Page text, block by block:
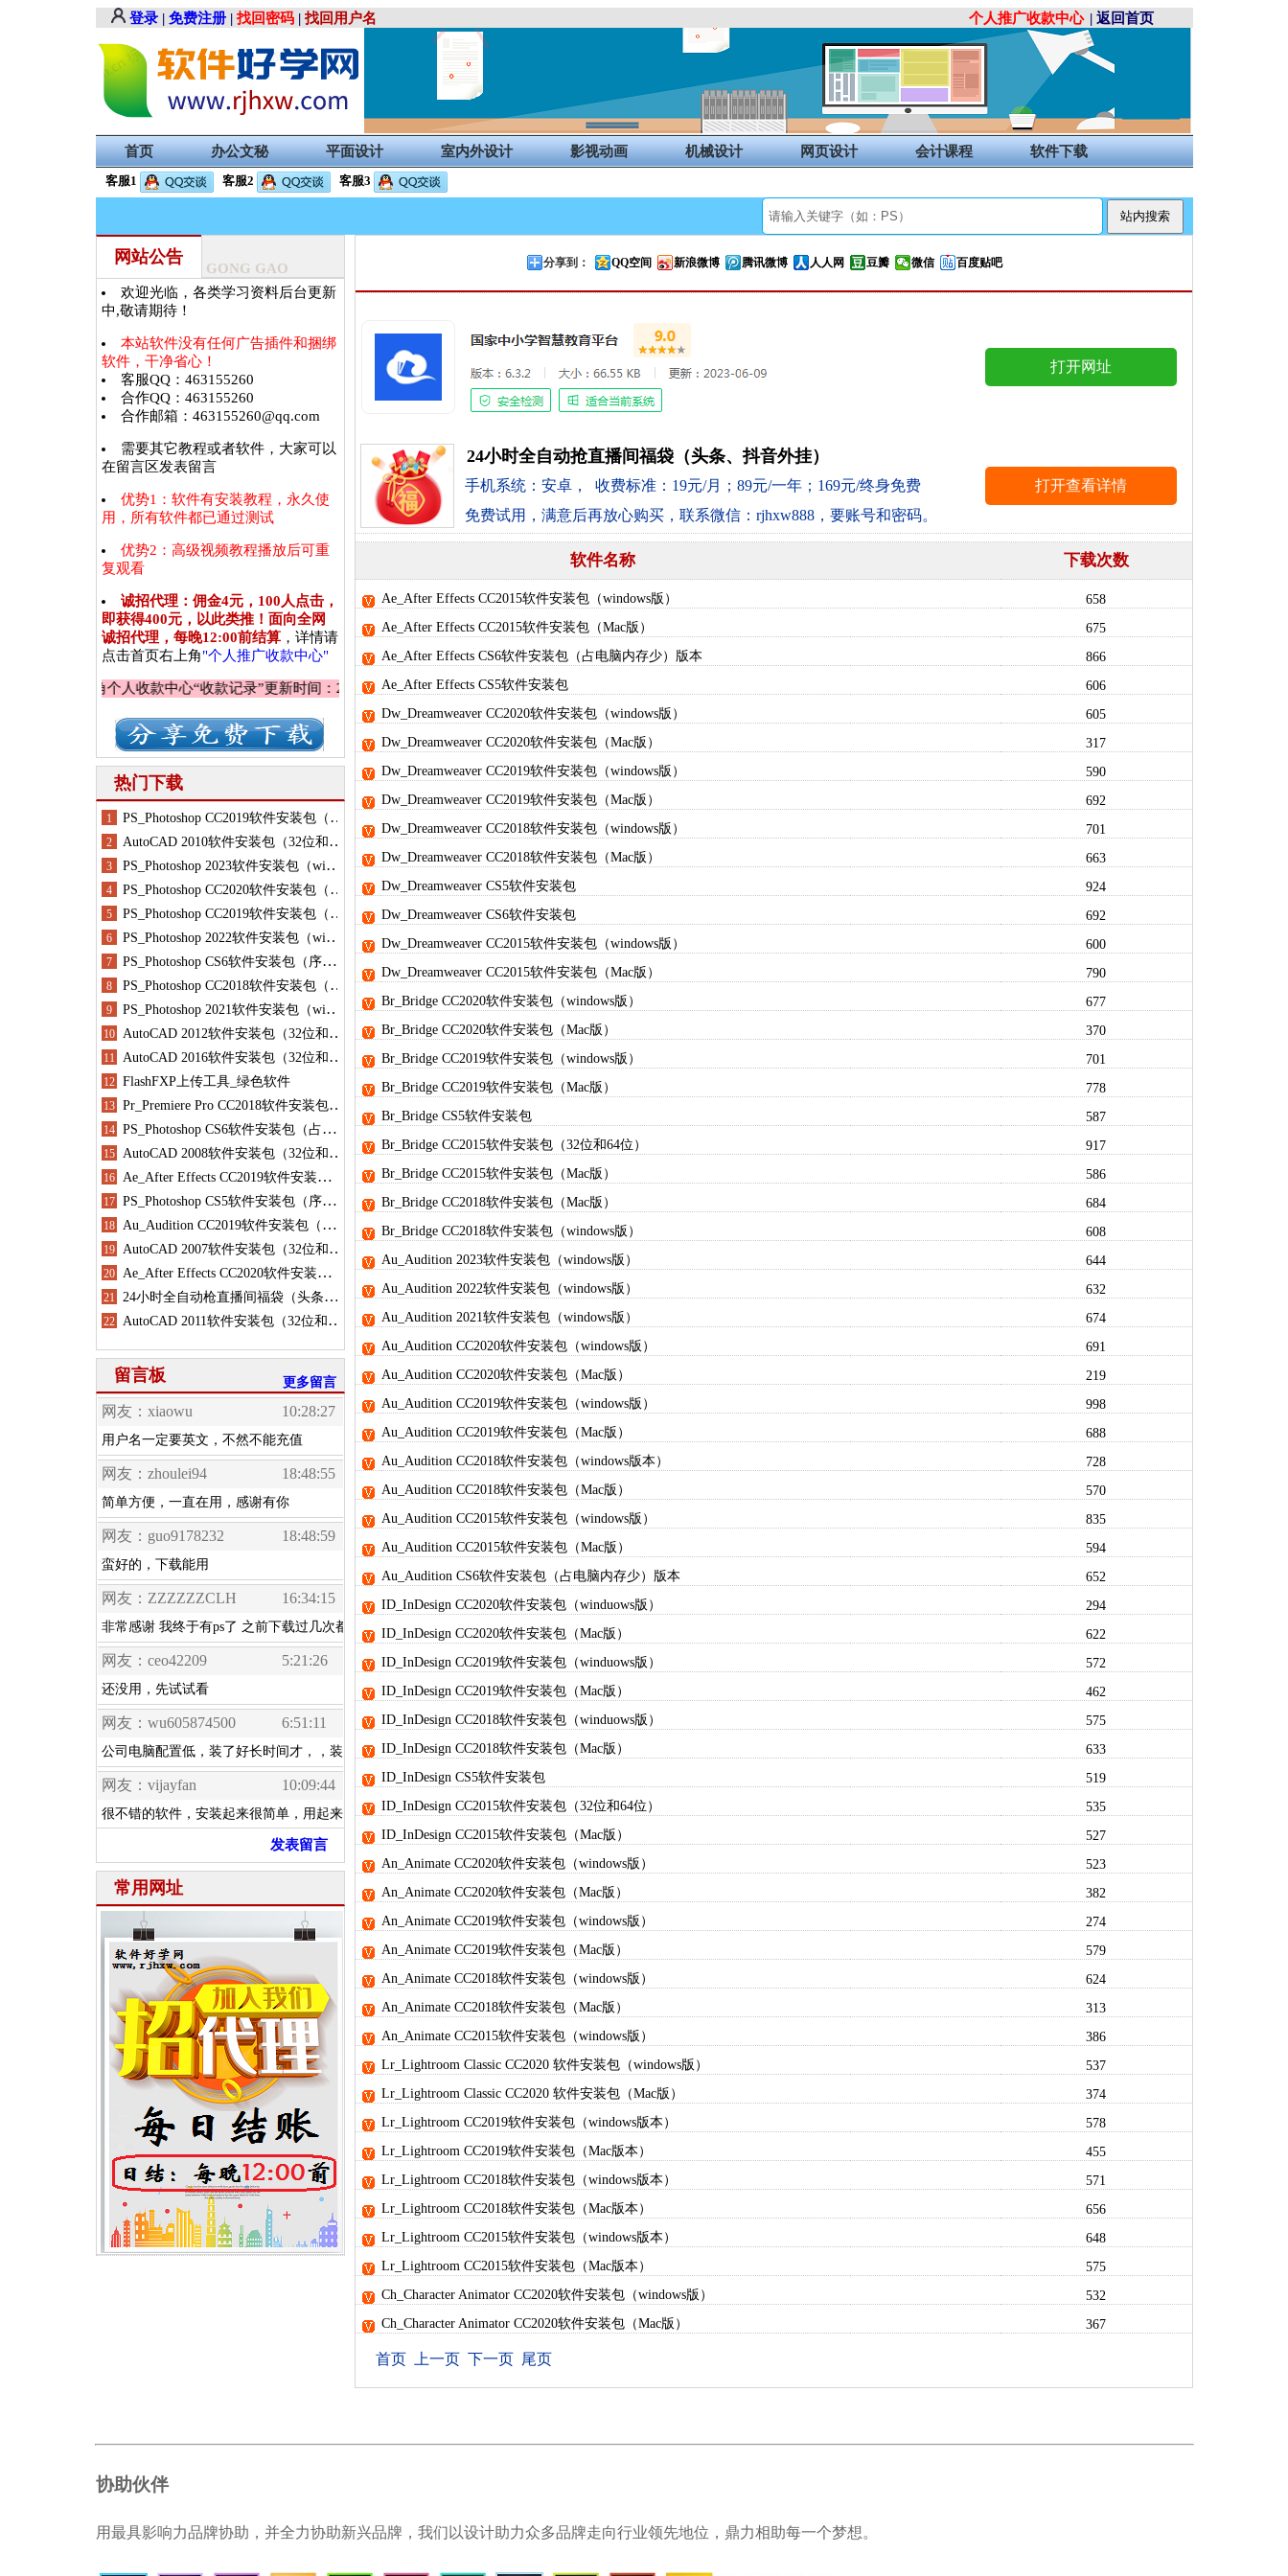
登录| 免费注册| 找回密码| 找回用户名 个人推广收款中心 | 返回首页
首页 办公文秘 平面设计 室内外设计 影视动画 机械设计 网页设计 会计课程 软件下载
客服1 客服2 客服3
网站公告
GONG GAO
欢迎光临，各类学习资料后台更新
中,敬请期待！
本站软件没有任何广告插件和捆绑
软件，干净省心！
客服QQ：463155260
合作QQ：463155260
合作邮箱：463155260@qq.com
需要其它教程或者软件，大家可以
在留言区发表留言
优势1：软件有安装教程，永久使
用，所有软件都已通过测试
优势2：高级视频教程播放后可重
复观看
诚招代理：佣金4元，100人点击，
即获得400元，以此类推！面向全网
诚招代理，每晚12:00前结算，详情请
点击首页右上角"个人推广收款中心"
看右上角个人收款中心“收款记录”更新时间：2026年8月6日 星期四
热门下载
留言板 更多留言
发表留言
常用网址
分享到： QQ空间 新浪微博 腾讯微博 人人网 豆瓣 微信 百度贴吧
24小时全自动抢直播间福袋（头条、抖音外挂）
手机系统：安卓， 收费标准：19元/月；89元/一年；169元/终身免费
免费试用，满意后再放心购买，联系微信：rjhxw888，要账号和密码。
软件名称 下载次数
Ae_After Effects CC2015软件安装包（windows版）
658
Ae_After Effects CC2015软件安装包（Mac版）
675
Ae_After Effects CS6软件安装包（占电脑内存少）版本
866
Ae_After Effects CS5软件安装包
606
Dw_Dreamweaver CC2020软件安装包（windows版）
605
Dw_Dreamweaver CC2020软件安装包（Mac版）
317
Dw_Dreamweaver CC2019软件安装包（windows版）
590
Dw_Dreamweaver CC2019软件安装包（Mac版）
692
Dw_Dreamweaver CC2018软件安装包（windows版）
701
Dw_Dreamweaver CC2018软件安装包（Mac版）
663
Dw_Dreamweaver CS5软件安装包
924
Dw_Dreamweaver CS6软件安装包
692
Dw_Dreamweaver CC2015软件安装包（windows版）
600
Dw_Dreamweaver CC2015软件安装包（Mac版）
790
Br_Bridge CC2020软件安装包（windows版）
677
Br_Bridge CC2020软件安装包（Mac版）
370
Br_Bridge CC2019软件安装包（windows版）
701
Br_Bridge CC2019软件安装包（Mac版）
778
Br_Bridge CS5软件安装包
587
Br_Bridge CC2015软件安装包（32位和64位）
917
Br_Bridge CC2015软件安装包（Mac版）
586
Br_Bridge CC2018软件安装包（Mac版）
684
Br_Bridge CC2018软件安装包（windows版）
608
Au_Audition 2023软件安装包（windows版）
644
Au_Audition 2022软件安装包（windows版）
632
Au_Audition 2021软件安装包（windows版）
674
Au_Audition CC2020软件安装包（windows版）
691
Au_Audition CC2020软件安装包（Mac版）
219
Au_Audition CC2019软件安装包（windows版）
998
Au_Audition CC2019软件安装包（Mac版）
688
Au_Audition CC2018软件安装包（windows版本）
728
Au_Audition CC2018软件安装包（Mac版）
570
Au_Audition CC2015软件安装包（windows版）
835
Au_Audition CC2015软件安装包（Mac版）
594
Au_Audition CS6软件安装包（占电脑内存少）版本
652
ID_InDesign CC2020软件安装包（winduows版）
294
ID_InDesign CC2020软件安装包（Mac版）
622
ID_InDesign CC2019软件安装包（winduows版）
572
ID_InDesign CC2019软件安装包（Mac版）
462
ID_InDesign CC2018软件安装包（winduows版）
575
ID_InDesign CC2018软件安装包（Mac版）
633
ID_InDesign CS5软件安装包
519
ID_InDesign CC2015软件安装包（32位和64位）
535
ID_InDesign CC2015软件安装包（Mac版）
527
An_Animate CC2020软件安装包（windows版）
523
An_Animate CC2020软件安装包（Mac版）
382
An_Animate CC2019软件安装包（windows版）
274
An_Animate CC2019软件安装包（Mac版）
579
An_Animate CC2018软件安装包（windows版）
624
An_Animate CC2018软件安装包（Mac版）
313
An_Animate CC2015软件安装包（windows版）
386
Lr_Lightroom Classic CC2020 软件安装包（windows版）
537
Lr_Lightroom Classic CC2020 软件安装包（Mac版）
374
Lr_Lightroom CC2019软件安装包（windows版本）
578
Lr_Lightroom CC2019软件安装包（Mac版本）
455
Lr_Lightroom CC2018软件安装包（windows版本）
571
Lr_Lightroom CC2018软件安装包（Mac版本）
656
Lr_Lightroom CC2015软件安装包（windows版本）
648
Lr_Lightroom CC2015软件安装包（Mac版本）
575
Ch_Character Animator CC2020软件安装包（windows版）
532
Ch_Character Animator CC2020软件安装包（Mac版）
367
首页 上一页 下一页 尾页
协助伙伴
用最具影响力品牌协助，并全力协助新兴品牌，我们以设计助力众多品牌走向行业领先地位，鼎力相助每一个梦想。